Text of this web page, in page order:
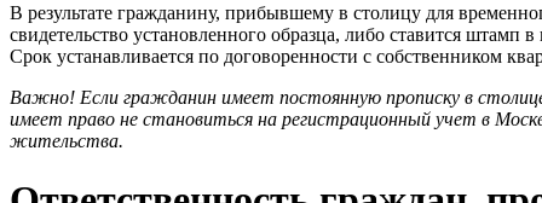
В результате гражданину, прибывшему в столицу для
свидетельство установленного образца, либо ставится штамп
Срок устанавливается по договоренности с собственником
Важно! Если гражданин имеет постоянную прописку в
имеет право не становиться на регистрационный учет в
жительства.